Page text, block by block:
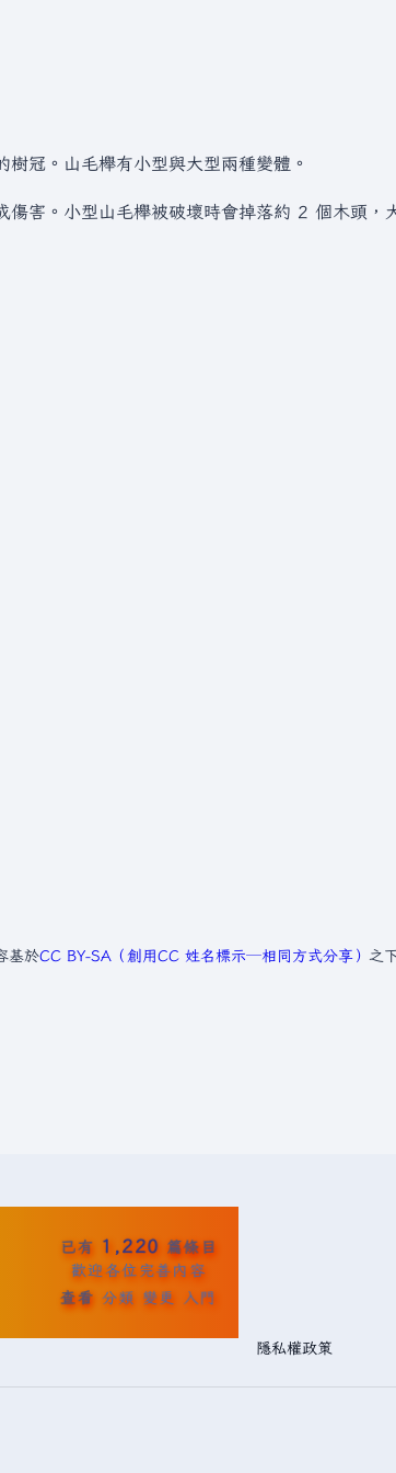
冠。山毛櫸有小型與大型兩種變體。
傷害。小型山毛櫸被破壞時會掉落約 2 個木頭，
基於CC BY-SA（創用CC 姓名標示─相同方式分享） 之
已有 1,220 篇條目
歡迎各位完善內容
查看 分類 變更 入門
隱私權政策